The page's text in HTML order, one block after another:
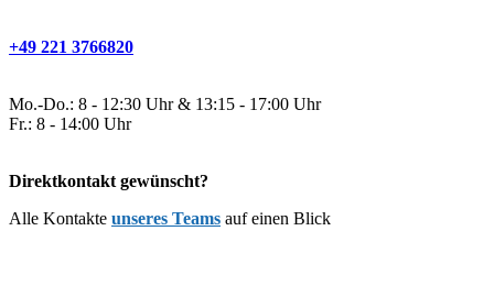
+49 221 3766820
Mo.-Do.: 8 - 12:30 Uhr & 13:15 - 17:00 Uhr
Fr.: 8 - 14:00 Uhr
Direktkontakt gewünscht?
Alle Kontakte unseres Teams auf einen Blick